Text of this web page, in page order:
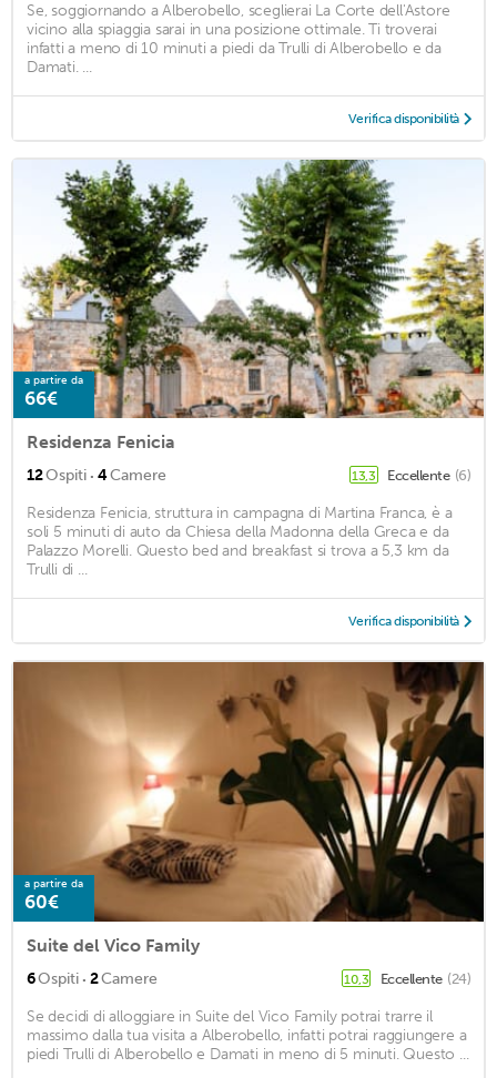
Se, soggiornando a Alberobello, sceglierai La Corte dell'Astore
vicino alla spiaggia sarai in una posizione ottimale. Ti troverai
infatti a meno di 10 minuti a piedi da Trulli di Alberobello e da
Damati. ...
Verifica disponibilità
a partire da
66€
Residenza Fenicia
12Ospiti · 4Camere 13,3 Eccellente (6)
Residenza Fenicia, struttura in campagna di Martina Franca, è a
soli 5 minuti di auto da Chiesa della Madonna della Greca e da
Palazzo Morelli. Questo bed and breakfast si trova a 5,3 km da
Trulli di ...
Verifica disponibilità
a partire da
60€
Suite del Vico Family
6Ospiti · 2Camere 10,3 Eccellente (24)
Se decidi di alloggiare in Suite del Vico Family potrai trarre il
massimo dalla tua visita a Alberobello, infatti potrai raggiungere a
piedi Trulli di Alberobello e Damati in meno di 5 minuti. Questo ...